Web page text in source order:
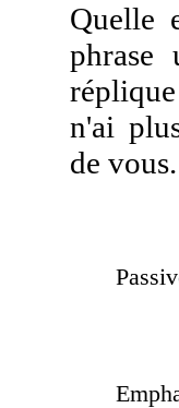
Quelle
phrase
n'ai
de